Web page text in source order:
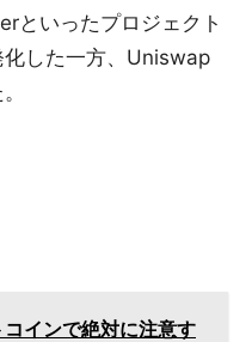
といったプロジェクト
した一方、Uniswap
インで絶対に注意す